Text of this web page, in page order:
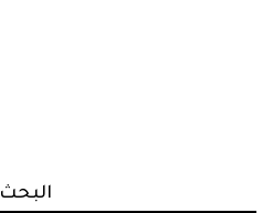
البحث